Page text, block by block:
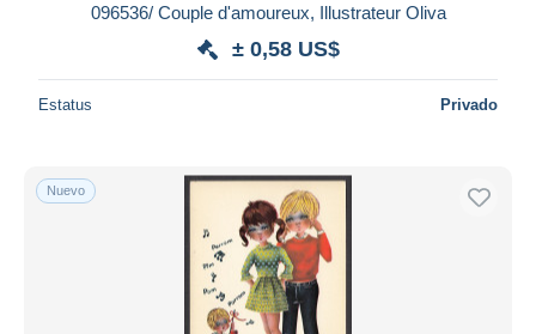
096536/ Couple d'amoureux, Illustrateur Oliva
± 0,58 US$
Estatus Privado
Nuevo